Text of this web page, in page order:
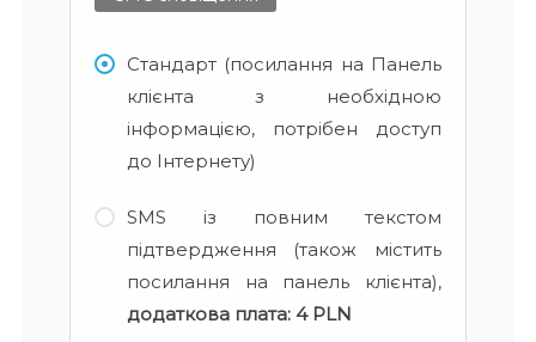
Стандарт (посилання на Панель
клієнта з необхідною
інформацією, потрібен доступ
до Інтернету)
SMS із повним текстом
підтвердження (також містить
посилання на панель клієнта),
додаткова плата: 4 PLN